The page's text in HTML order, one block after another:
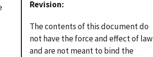
Revision
The contents of this document do
not have the force and effect of law
and are not meant to bind the